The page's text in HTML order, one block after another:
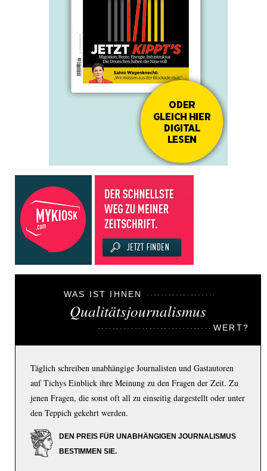
WAS IST IHNEN
Qualitätsjournalismus
WERT?
Täglich schreiben unabhängige Journalisten und Gastautoren
auf Tichys Einblick ihre Meinung zu den Fragen der Zeit. Zu
jenen Fragen, die sonst oft all zu einseitig dargestellt oder unter
den Teppich gekehrt werden.
DEN PREIS FÜR UNABHÄNGIGEN JOURNALISMUS
BESTIMMEN SIE.